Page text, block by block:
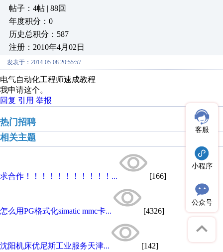
帖子：4帖 | 88回
年度积分：0
历史总积分：587
注册：2010年4月02日
发表于：2014-05-08 20:55:57
电气自动化工程师速成教程
我申请这个。
回复 引用 举报
热门招聘
相关主题
求合作！！！！！！！！！！！... [166]
怎么用PG格式化simatic mmc卡... [4326]
沈阳机床优尼斯工业服务天津... [142]
客服
小程序
公众号